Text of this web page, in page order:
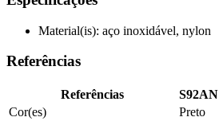
Material(is): aço inoxidável, nylon
Referências
Referências
S92AN
Cor(es)
Preto